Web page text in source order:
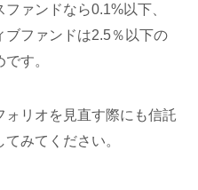
ァンドなら0.1%以下、
ファンドは2.5％以下の
す。
リオを見直す際にも信託
みてください。